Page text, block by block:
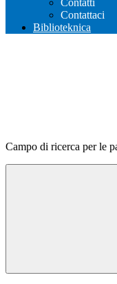
Contatti
Contattaci
Biblioteknica
Campo di ricerca per le